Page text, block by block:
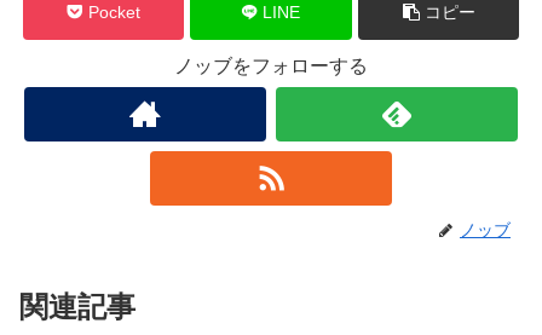
Pocket LINE コピー
ノッブをフォローする
ノッブ
関連記事